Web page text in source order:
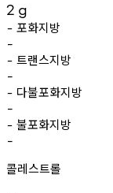
2 g
- 포화지방
-
- 트랜스지방
-
- 다불포화지방
-
- 불포화지방
-
콜레스트롤